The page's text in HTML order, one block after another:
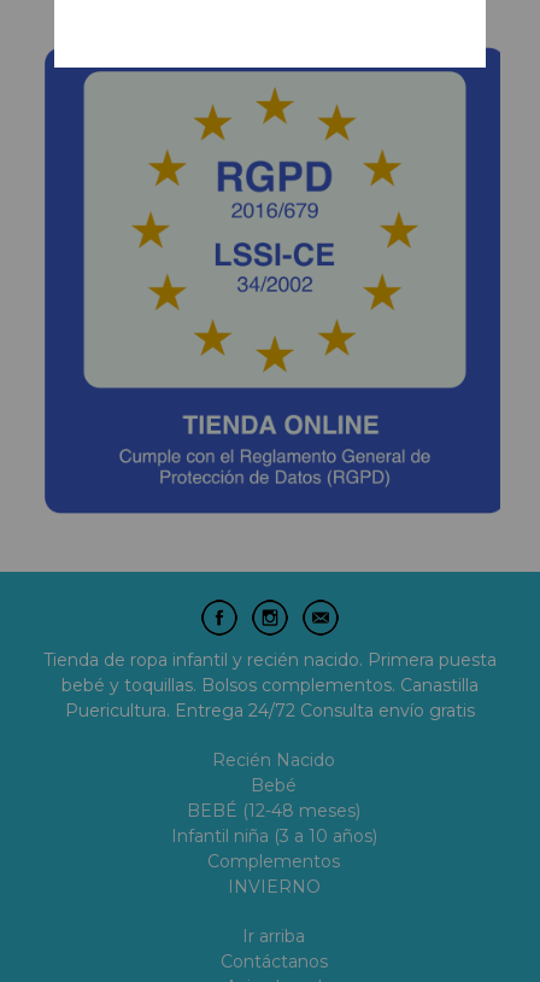
Tienda de ropa infantil y recién nacido. Primera puesta
bebé y toquillas. Bolsos complementos. Canastilla
Puericultura. Entrega 24/72 Consulta envío gratis
Recién Nacido
Bebé
BEBÉ (12-48 meses)
Infantil niña (3 a 10 años)
Complementos
INVIERNO
Ir arriba
Contáctanos